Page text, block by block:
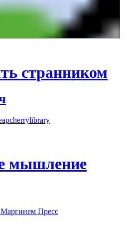
странником
мышление
Пресс